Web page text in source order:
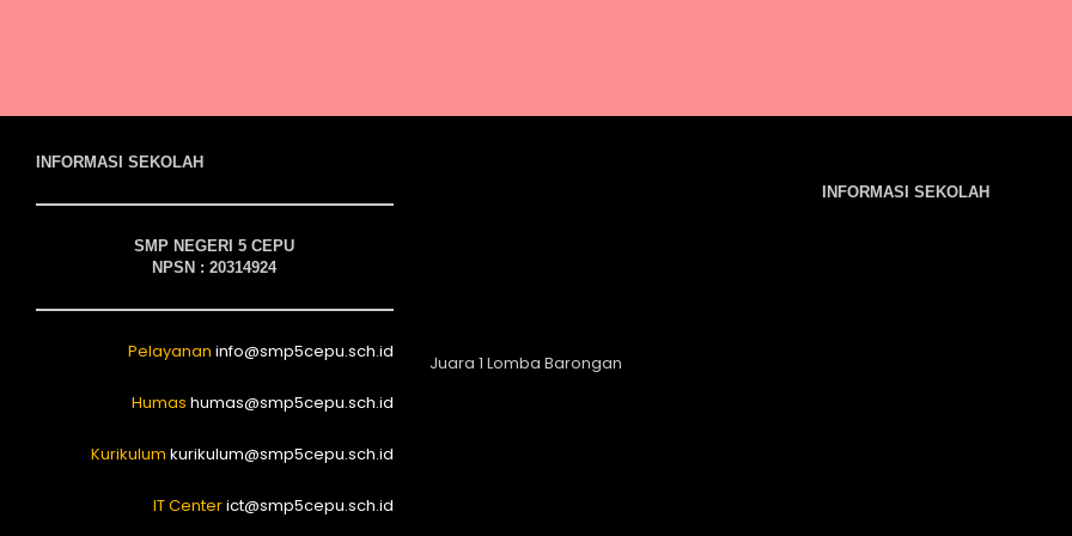
INFORMASI SEKOLAH
SMP NEGERI 5 CEPU
NPSN : 20314924
Pelayanan info@smp5cepu.sch.id
Humas humas@smp5cepu.sch.id
Kurikulum kurikulum@smp5cepu.sch.id
IT Centerict@smp5cepu.sch.id
Juara 1 Lomba Barongan
INFORMASI SEKOLAH